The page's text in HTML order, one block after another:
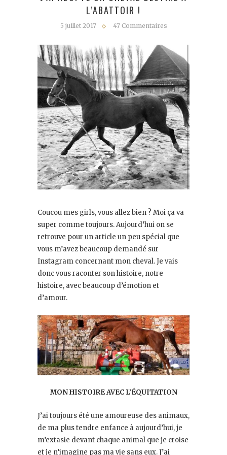
L’ABATTOIR !
5 juillet 2017 47 Commentaires
Coucou mes girls, vous allez bien ? Moi ça va
super comme toujours. Aujourd’hui on se
retrouve pour un article un peu spécial que
vous m’avez beaucoup demandé sur
Instagram concernant mon cheval. Je vais
donc vous raconter son histoire, notre
histoire, avec beaucoup d’émotion et
d’amour.
MON HISTOIRE AVEC L’ÉQUITATION
J’ai toujours été une amoureuse des animaux,
de ma plus tendre enfance à aujourd’hui, je
m’extasie devant chaque animal que je croise
et je n’imagine pas ma vie sans eux. J’ai